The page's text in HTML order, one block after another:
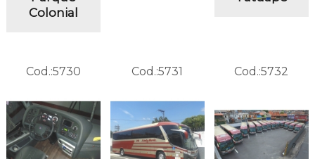
Colonial
Cod.:5730 Cod.:5731 Cod.:5732